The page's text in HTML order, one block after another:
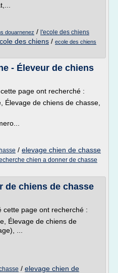
douarnenez / l'ecole des chiens
des chiens / ecole des chiens
- Éleveur de chiens
page ont recherché :
Élevage de chiens de chasse,
/ elevage chien de chasse
chien a donner de chasse
de chiens de chasse
cette page ont recherché :
Élevage de chiens de
...
/ elevage chien de